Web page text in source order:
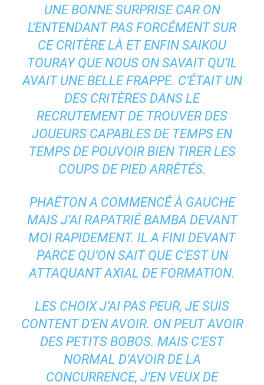
UNE BONNE SURPRISE CAR ON
L’ENTENDANT PAS FORCÉMENT SUR
CE CRITÈRE LÀ ET ENFIN SAIKOU
TOURAY QUE NOUS ON SAVAIT QU’IL
AVAIT UNE BELLE FRAPPE. C’ÉTAIT UN
DES CRITÈRES DANS LE
RECRUTEMENT DE TROUVER DES
JOUEURS CAPABLES DE TEMPS EN
TEMPS DE POUVOIR BIEN TIRER LES
COUPS DE PIED ARRÊTÉS.
PHAËTON A COMMENCÉ À GAUCHE
MAIS J’AI RAPATRIÉ BAMBA DEVANT
MOI RAPIDEMENT. IL A FINI DEVANT
PARCE QU’ON SAIT QUE C’EST UN
ATTAQUANT AXIAL DE FORMATION.
LES CHOIX J’AI PAS PEUR, JE SUIS
CONTENT D’EN AVOIR. ON PEUT AVOIR
DES PETITS BOBOS. MAIS C’EST
NORMAL D’AVOIR DE LA
CONCURRENCE, J’EN VEUX DE